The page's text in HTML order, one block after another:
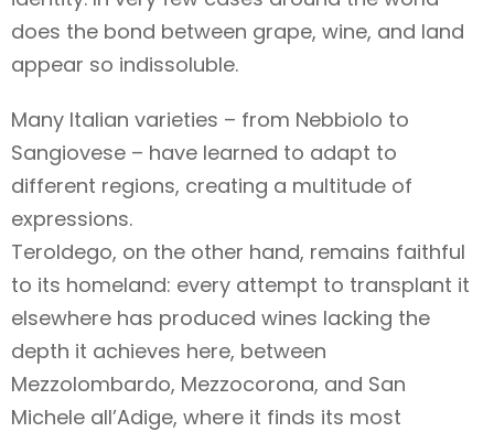
does the bond between grape, wine, and land
appear so indissoluble.
Many Italian varieties – from Nebbiolo to
Sangiovese – have learned to adapt to
different regions, creating a multitude of
expressions.
Teroldego, on the other hand, remains faithful
to its homeland: every attempt to transplant it
elsewhere has produced wines lacking the
depth it achieves here, between
Mezzolombardo, Mezzocorona, and San
Michele all’Adige, where it finds its most